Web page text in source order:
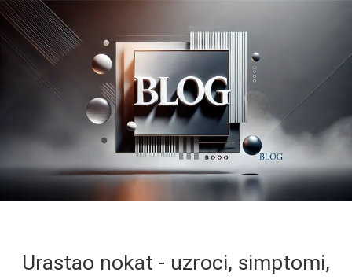
Urastao nokat - uzroci, simptomi,